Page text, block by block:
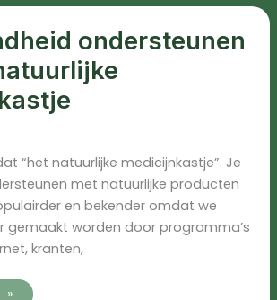
ondersteunen
“het natuurlijke medicijnkastje”. Je
met natuurlijke producten
en bekender omdat we
gemaakt worden door programma’s
kranten,